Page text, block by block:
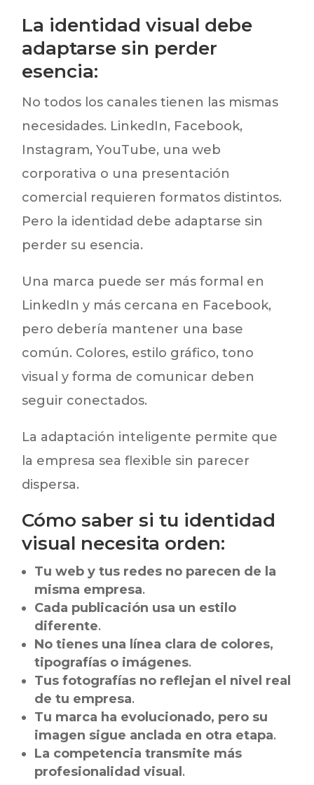
La identidad visual debe
adaptarse sin perder
esencia:
No todos los canales tienen las mismas
necesidades. LinkedIn, Facebook,
Instagram, YouTube, una web
corporativa o una presentación
comercial requieren formatos distintos.
Pero la identidad debe adaptarse sin
perder su esencia.
Una marca puede ser más formal en
LinkedIn y más cercana en Facebook,
pero debería mantener una base
común. Colores, estilo gráfico, tono
visual y forma de comunicar deben
seguir conectados.
La adaptación inteligente permite que
la empresa sea flexible sin parecer
dispersa.
Cómo saber si tu identidad
visual necesita orden:
Tu web y tus redes no parecen de la
misma empresa.
Cada publicación usa un estilo
diferente.
No tienes una línea clara de colores,
tipografías o imágenes.
Tus fotografías no reflejan el nivel real
de tu empresa.
Tu marca ha evolucionado, pero su
imagen sigue anclada en otra etapa.
La competencia transmite más
profesionalidad visual.